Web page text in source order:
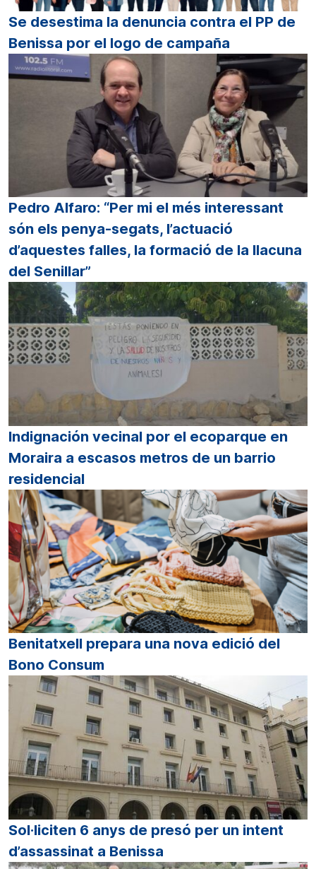
Se desestima la denuncia contra el PP de
Benissa por el logo de campaña
Pedro Alfaro: “Per mi el més interessant
són els penya-segats, l’actuació
d’aquestes falles, la formació de la llacuna
del Senillar”
Indignación vecinal por el ecoparque en
Moraira a escasos metros de un barrio
residencial
Benitatxell prepara una nova edició del
Bono Consum
Sol·liciten 6 anys de presó per un intent
d’assassinat a Benissa